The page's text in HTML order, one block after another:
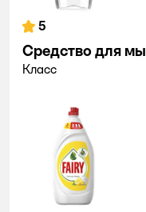
5
Средство для
Класс